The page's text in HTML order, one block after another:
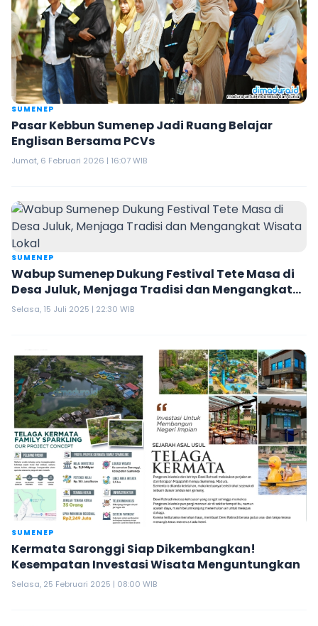
SUMENEP
Pasar Kebbun Sumenep Jadi Ruang Belajar
Englisan Bersama PCVs
Jumat, 6 Februari 2026 | 16:07 WIB
SUMENEP
Wabup Sumenep Dukung Festival Tete Masa di
Desa Juluk, Menjaga Tradisi dan Mengangkat
Wisata Lokal
Selasa, 15 Juli 2025 | 22:30 WIB
SUMENEP
Kermata Saronggi Siap Dikembangkan!
Kesempatan Investasi Wisata Menguntungkan
Selasa, 25 Februari 2025 | 08:00 WIB